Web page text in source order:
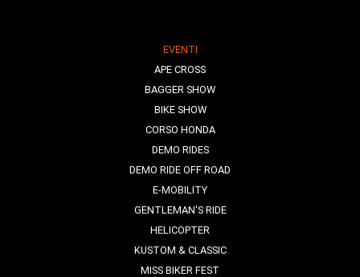
EVENTI
APE CROSS
BAGGER SHOW
BIKE SHOW
CORSO HONDA
DEMO RIDES
DEMO RIDE OFF ROAD
E-MOBILITY
GENTLEMAN'S RIDE
HELICOPTER
KUSTOM & CLASSIC
MISS BIKER FEST